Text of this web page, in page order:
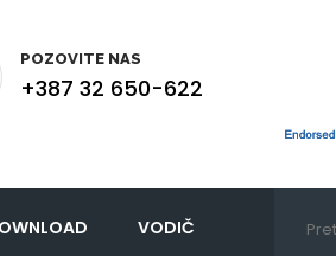
POZOVITE NAS
+387 32 650-622
VODIČ